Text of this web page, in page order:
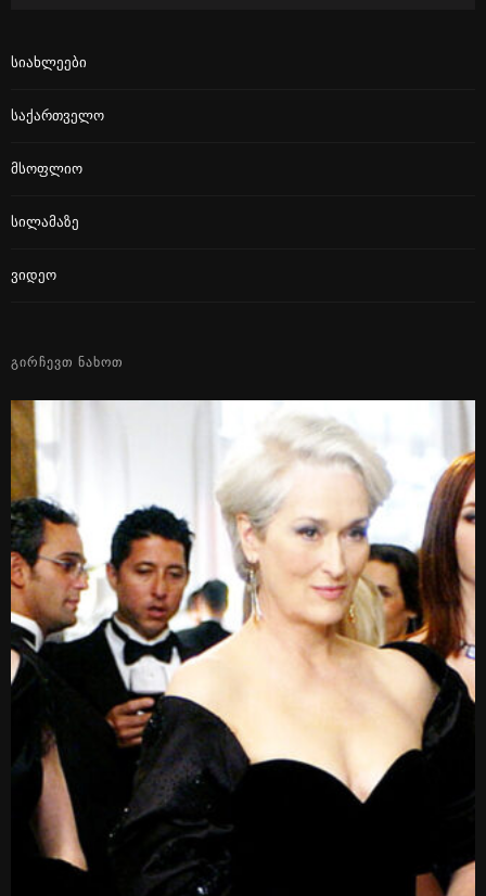
Სიახლეები
Საქართველო
Მსოფლიო
Სილამაზე
Ვიდეო
ᲒᲘᲠᲩᲔᲕᲗ ᲜᲐᲮᲝᲗ